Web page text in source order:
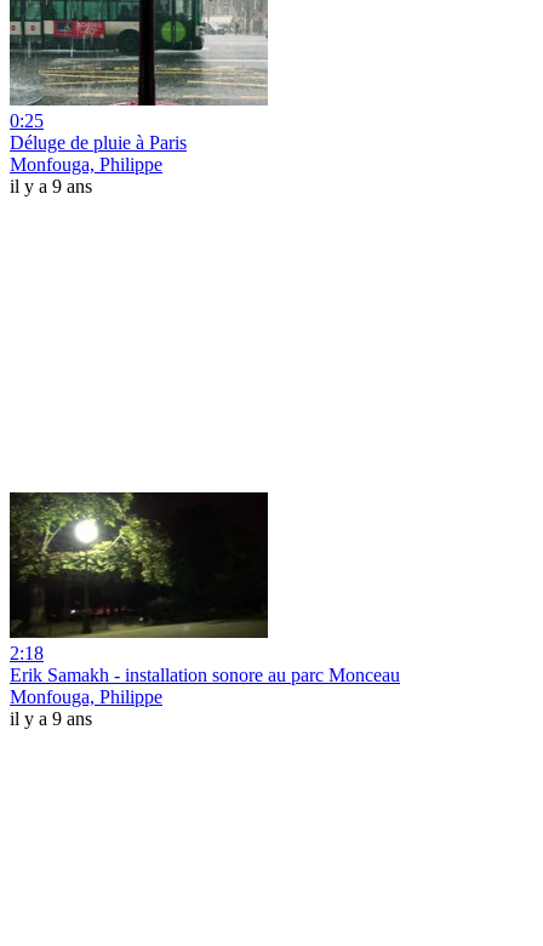
0:25
Déluge de pluie à Paris
Monfouga, Philippe
il y a 9 ans
2:18
Erik Samakh - installation sonore au parc Monceau
Monfouga, Philippe
il y a 9 ans